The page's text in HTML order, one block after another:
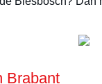
Brabant